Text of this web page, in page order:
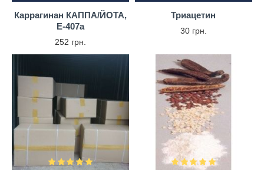
Каррагинан КАППА/ЙОТА,
Е-407а
252 грн.
Триацетин
30 грн.